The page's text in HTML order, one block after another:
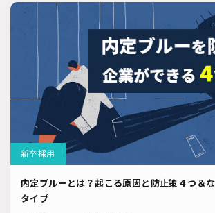
新卒採用
内定ブルーとは？起こる原因と防止策４つ＆
タイプ